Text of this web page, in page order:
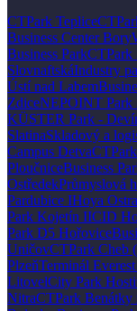
CTPark Teplice
Business Center Bory
Business ParkCTPark
SlovnaftskáIndustry
Ústí nad Labem
ZdiceNEPOINT Park
KÜSTER Park -
SlatinaSkladový a
Campus Detva
PloučniceBusiness
OstředekPrůmyslová
Pardubice IHoya
Park Kojetín IICID
Park D5 Hořovice
UničovCTPark Cheb
PlzeňTerminál
LitovelCity Park
NitraCTPark Benátky